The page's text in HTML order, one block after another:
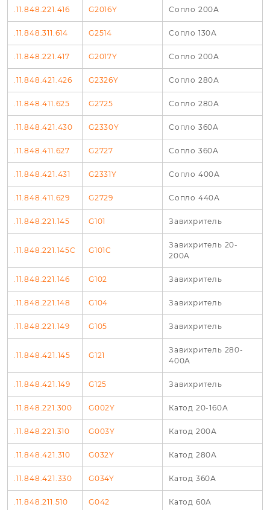
.11.848.221.416 G2016Y Сопло 200А
.11.848.311.614 G2514 Сопло 130А
.11.848.221.417 G2017Y Сопло 200А
.11.848.421.426 G2326Y Сопло 280А
.11.848.411.625 G2725 Сопло 280А
.11.848.421.430 G2330Y Сопло 360А
.11.848.411.627 G2727 Сопло 360А
.11.848.421.431 G2331Y Сопло 400А
.11.848.411.629 G2729 Сопло 440А
.11.848.221.145 G101 Завихритель
.11.848.221.145C G101C
Завихритель 20-
200A
.11.848.221.146 G102 Завихритель
.11.848.221.148 G104 Завихритель
.11.848.221.149 G105 Завихритель
.11.848.421.145 G121
Завихритель 280-
400А
.11.848.421.149 G125 Завихритель
.11.848.221.300 G002Y Катод 20-160А
.11.848.221.310 G003Y Катод 200А
.11.848.421.310 G032Y Катод 280А
.11.848.421.330 G034Y Катод 360А
.11.848.211.510 G042 Катод 60А